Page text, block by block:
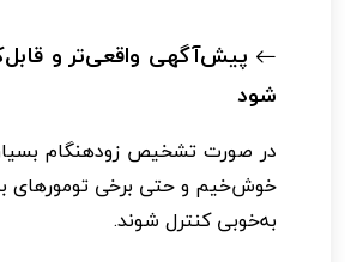
پیش‌آگهی واقعی‌تر و
شود
در صورت تشخیص زودهنگام
خوش‌خیم و حتی برخی تومورهای
به‌خوبی کنترل شوند.